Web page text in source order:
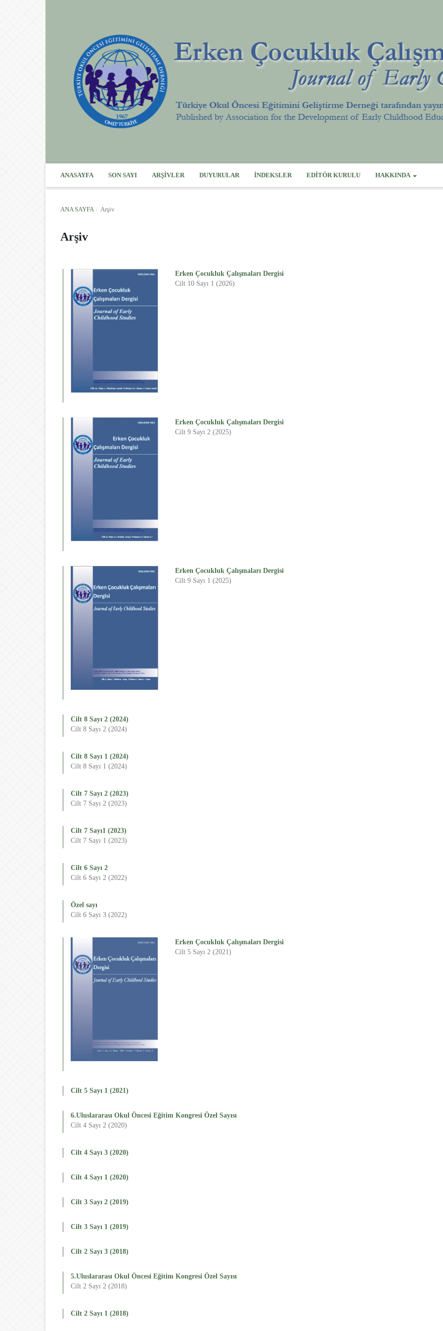
ANASAYFA SON SAYI ARŞIVLER DUYURULAR İNDEKSLER EDITÖR KURULU HAKKINDA
ANA SAYFA / Arşiv
Arşiv
Erken Çocukluk Çalışmaları Dergisi
Cilt 10 Sayı 1 (2026)
Erken Çocukluk Çalışmaları Dergisi
Cilt 9 Sayı 2 (2025)
Erken Çocukluk Çalışmaları Dergisi
Cilt 9 Sayı 1 (2025)
Cilt 8 Sayı 2 (2024)
Cilt 8 Sayı 2 (2024)
Cilt 8 Sayı 1 (2024)
Cilt 8 Sayı 1 (2024)
Cilt 7 Sayı 2 (2023)
Cilt 7 Sayı 2 (2023)
Cilt 7 Sayı1 (2023)
Cilt 7 Sayı 1 (2023)
Cilt 6 Sayı 2
Cilt 6 Sayı 2 (2022)
Özel sayı
Cilt 6 Sayı 3 (2022)
Erken Çocukluk Çalışmaları Dergisi
Cilt 5 Sayı 2 (2021)
Cilt 5 Sayı 1 (2021)
6.Uluslararası Okul Öncesi Eğitim Kongresi Özel Sayısı
Cilt 4 Sayı 2 (2020)
Cilt 4 Sayı 3 (2020)
Cilt 4 Sayı 1 (2020)
Cilt 3 Sayı 2 (2019)
Cilt 3 Sayı 1 (2019)
Cilt 2 Sayı 3 (2018)
5.Uluslararası Okul Öncesi Eğitim Kongresi Özel Sayısı
Cilt 2 Sayı 2 (2018)
Cilt 2 Sayı 1 (2018)